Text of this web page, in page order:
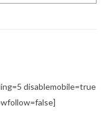
disablemobile=true